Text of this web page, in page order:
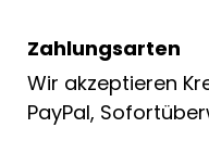
Zahlungsarten
Wir akzeptieren
PayPal,